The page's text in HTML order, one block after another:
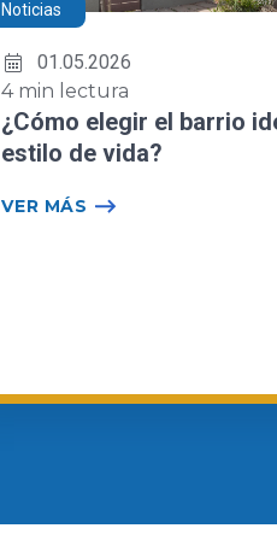
Noticias
01.05.2026
4 min lectura
¿Cómo elegir el barrio
estilo de vida?
VER MÁS